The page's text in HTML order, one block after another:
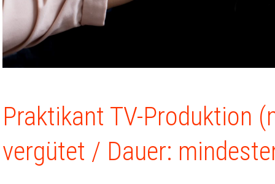
Praktikant TV-Produktion
vergütet / Dauer: